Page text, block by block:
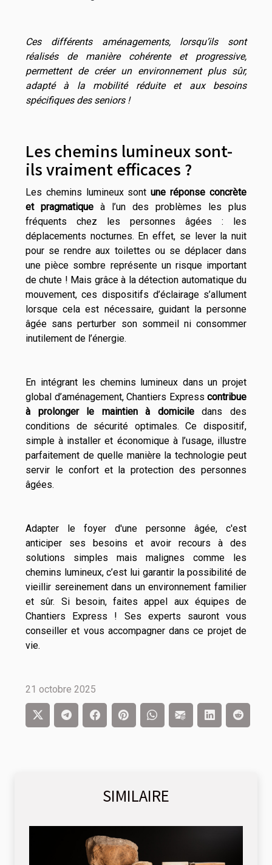
Ces différents aménagements, lorsqu’ils sont
réalisés de manière cohérente et progressive,
permettent de créer un environnement plus sûr,
adapté à la mobilité réduite et aux besoins
spécifiques des seniors !
Les chemins lumineux sont-
ils vraiment efficaces ?
Les chemins lumineux sont une réponse concrète
et pragmatique à l’un des problèmes les plus
fréquents chez les personnes âgées : les
déplacements nocturnes. En effet, se lever la nuit
pour se rendre aux toilettes ou se déplacer dans
une pièce sombre représente un risque important
de chute ! Mais grâce à la détection automatique du
mouvement, ces dispositifs d’éclairage s’allument
lorsque cela est nécessaire, guidant la personne
âgée sans perturber son sommeil ni consommer
inutilement de l’énergie.
En intégrant les chemins lumineux dans un projet
global d’aménagement, Chantiers Express contribue
à prolonger le maintien à domiciledans des
conditions de sécurité optimales. Ce dispositif,
simple à installer et économique à l’usage, illustre
parfaitement de quelle manière la technologie peut
servir le confort et la protection des personnes
âgées.
Adapter le foyer d'une personne âgée, c'est
anticiper ses besoins et avoir recours à des
solutions simples mais malignes comme les
chemins lumineux, c’est lui garantir la possibilité de
vieillir sereinement dans un environnement familier
et sûr. Si besoin, faites appel aux équipes de
Chantiers Express ! Ses experts sauront vous
conseiller et vous accompagner dans ce projet de
vie.
21 octobre 2025
SIMILAIRE